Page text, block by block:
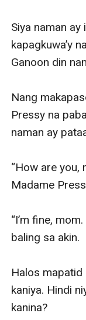
Siya naman
kapagkuwa’y
Ganoon din
Nang
Pressy na
naman ay
“How are you,
Madame
“I’m fine,
baling sa akin.
Halos mapatid
kaniya. Hindi
kanina?